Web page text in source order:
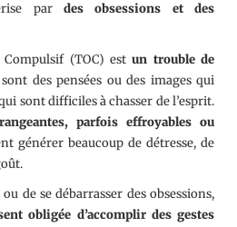
par des obsessions et des
(TOC) estun trouble de
des pensées ou des images qui
sont difficiles à chasser de l’esprit.
parfois effroyables ou
générer beaucoup de détresse, de
de se débarrasser des obsessions,
obligée d’accomplir des gestes